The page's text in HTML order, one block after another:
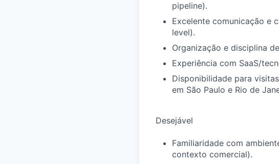
pipeline).
Excelente comunicação e
level).
Organização e disciplina
Experiência com SaaS/
Disponibilidade para
em São Paulo e Rio de
Desejável
Familiaridade com
contexto comercial).